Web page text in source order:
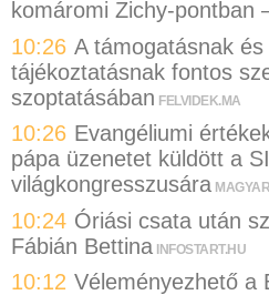
komáromi Zichy-pontban
10:26 A támogatásnak
tájékoztatásnak fontos
szoptatásában FELVIDEK.MA
10:26 Evangéliumi
pápa üzenetet küldött a
világkongresszusára
10:24 Óriási csata után
Fábián Bettina INFOSTART.HU
10:12 Véleményezhető a